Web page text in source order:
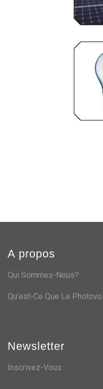
A propos
Qui Sommes-Nous?
Qu’est-Ce Que Le
Newsletter
Inscrivez-Vous